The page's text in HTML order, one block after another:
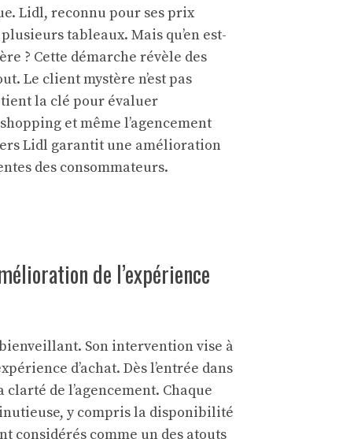
Lidl, reconnu pour ses prix
tableaux. Mais qu’en est-
? Cette démarche révèle des
Le client mystère n’est pas
la clé pour évaluer
et même l’agencement
Lidl garantit une amélioration
des consommateurs.
de l’expérience
Son intervention vise à
d’achat. Dès l’entrée dans
de l’agencement. Chaque
y compris la disponibilité
considérés comme un des atouts